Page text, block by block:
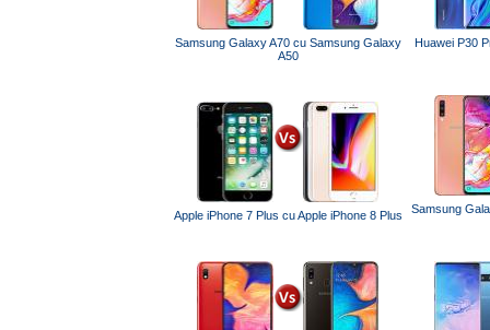
Samsung Galaxy A70 cu Samsung Galaxy
A50
Huawei P30
Apple iPhone 7 Plus cu Apple iPhone 8 Plus Samsung